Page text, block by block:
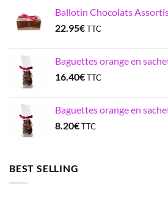
Ballotin Chocolats
22.95€TTC
Baguettes orange en
16.40€TTC
Baguettes orange en
8.20€TTC
BEST SELLING